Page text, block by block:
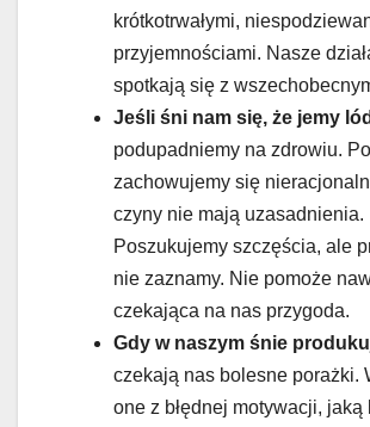
krótkotrwałymi,
przyjemnościami. Nasze
spotkają się z
Jeśli śni nam się, że jemy lód
podupadniemy na zdrowiu.
zachowujemy się
czyny nie mają uzasadnienia.
Poszukujemy szczęścia, ale
nie zaznamy. Nie pomoże
czekająca na nas przygoda.
Gdy w naszym śnie
czekają nas bolesne porażki.
one z błędnej motywacji, jaką